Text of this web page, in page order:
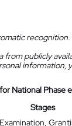
recognition.
publicly
information,
National Phase
Stages